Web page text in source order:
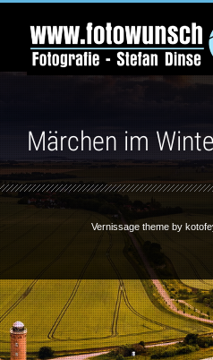
Märchen im
Vernissage theme by